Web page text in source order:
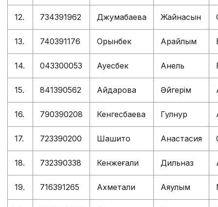
12. 734391962 Джумабаева Жайнасын
13. 740391176 Орынбек Арайлым
14. 043300053 Ауесбек Анель
15. 841390562 Айдарова Әйгерім
16. 790390208 Кенгесбаева Гулнур
17. 723390200 Шашито Анастасия
18. 732390338 Кенжеғали Дильназ
19. 716391265 Ахметқали Аяулым